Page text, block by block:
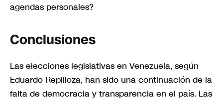
agendas personales?
Conclusiones
Las elecciones legislativas en Venezuela, según
Eduardo Repilloza, han sido una continuación de la
falta de democracia y transparencia en el país. Las